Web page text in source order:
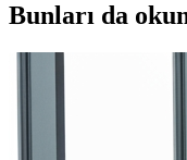
Bunları da